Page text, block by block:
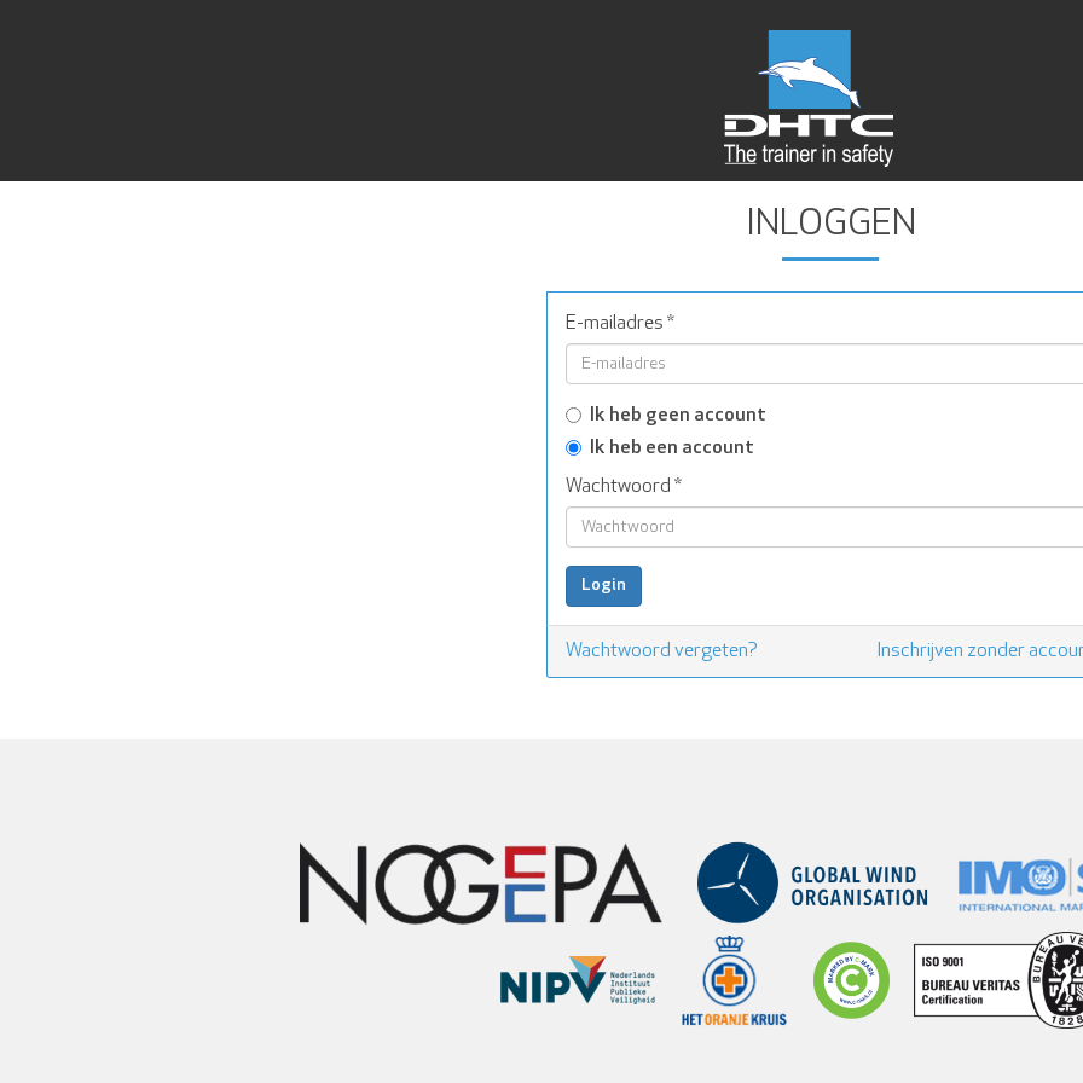
INLOGGEN
E-mailadres *
Ik heb geen account
Ik heb een account
Wachtwoord *
Wachtwoord vergeten? Inschrijven zonder